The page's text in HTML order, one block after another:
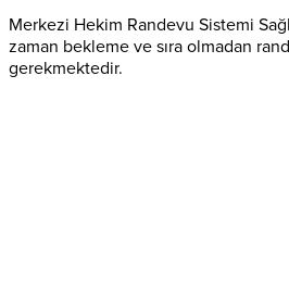
Merkezi Hekim Randevu Sistemi
zaman bekleme ve sıra olmadan
gerekmektedir.